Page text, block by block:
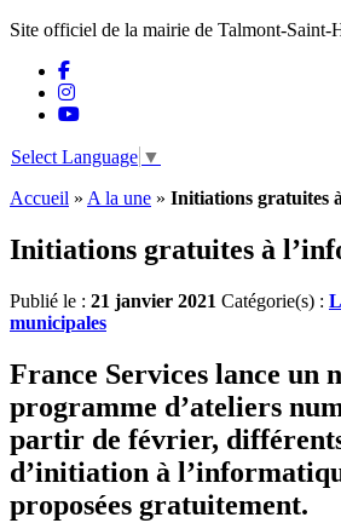
Site officiel de la mairie de Talmont-Saint-
Select Language ▼
Accueil » A la une » Initiations gratuites
Initiations gratuites à
Publié le : 21 janvier 2021 Catégorie(s) :
municipales
France Services lance un
programme d’ateliers
partir de février,
d’initiation à
proposées gratuitement.